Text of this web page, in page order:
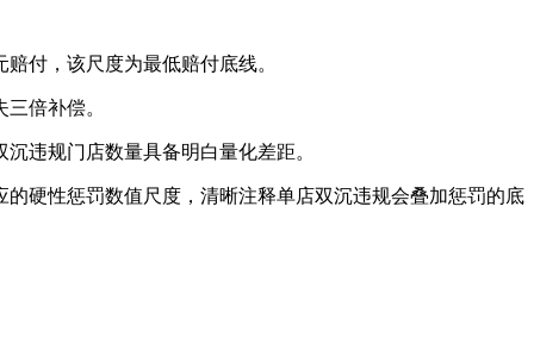
付，该尺度为最低赔付底线。
倍补偿。
违规门店数量具备明白量化差距。
硬性惩罚数值尺度，清晰注释单店双沉违规会叠加惩罚的底